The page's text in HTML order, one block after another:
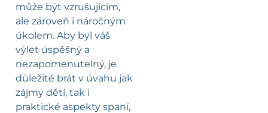
může být vzrušujícím,
ale zároveň i náročným
úkolem. Aby byl váš
výlet úspěšný a
nezapomenutelný, je
důležité brát v úvahu jak
zájmy dětí, tak i
praktické aspekty spaní,